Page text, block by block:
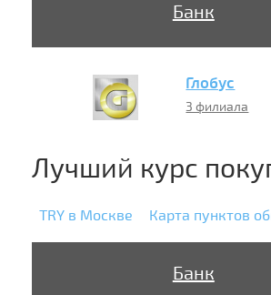
Банк
Глобус
3 филиала
Лучший курс
TRY в Москве Карта пунктов
Банк